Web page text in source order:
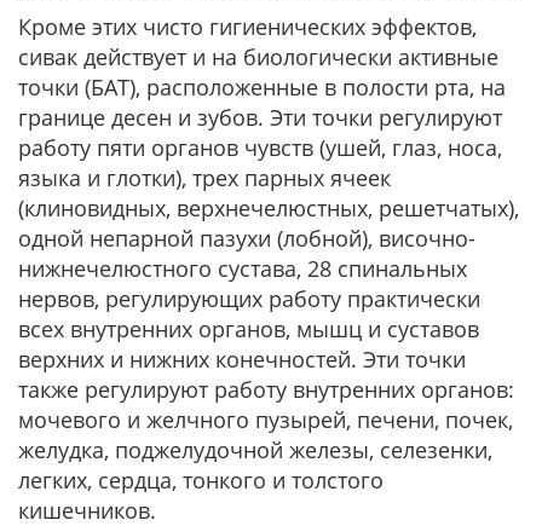
Кроме этих чисто гигиенических эффектов,
сивак действует и на биологически активные
точки (БАТ), расположенные в полости рта, на
границе десен и зубов. Эти точки регулируют
работу пяти органов чувств (ушей, глаз, носа,
языка и глотки), трех парных ячеек
(клиновидных, верхнечелюстных, решетчатых),
одной непарной пазухи (лобной), височно-
нижнечелюстного сустава, 28 спинальных
нервов, регулирующих работу практически
всех внутренних органов, мышц и суставов
верхних и нижних конечностей. Эти точки
также регулируют работу внутренних органов:
мочевого и желчного пузырей, печени, почек,
желудка, поджелудочной железы, селезенки,
легких, сердца, тонкого и толстого
кишечников.